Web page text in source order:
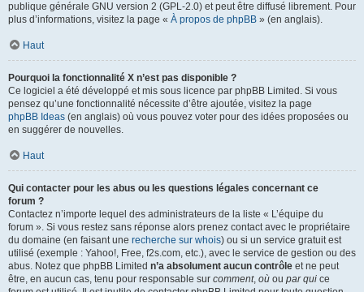
publique générale GNU version 2 (GPL-2.0) et peut être diffusé librement. Pour
plus d’informations, visitez la page « À propos de phpBB » (en anglais).
Haut
Pourquoi la fonctionnalité X n’est pas disponible ?
Ce logiciel a été développé et mis sous licence par phpBB Limited. Si vous
pensez qu’une fonctionnalité nécessite d’être ajoutée, visitez la page
phpBB Ideas (en anglais) où vous pouvez voter pour des idées proposées ou
en suggérer de nouvelles.
Haut
Qui contacter pour les abus ou les questions légales concernant ce
forum ?
Contactez n’importe lequel des administrateurs de la liste « L’équipe du
forum ». Si vous restez sans réponse alors prenez contact avec le propriétaire
du domaine (en faisant une recherche sur whois) ou si un service gratuit est
utilisé (exemple : Yahoo!, Free, f2s.com, etc.), avec le service de gestion ou des
abus. Notez que phpBB Limited n’a absolument aucun contrôle et ne peut
être, en aucun cas, tenu pour responsable sur comment, où ou par qui ce